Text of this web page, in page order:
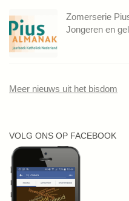
Zomerserie
Jongeren en
Meer nieuws uit het bisdom
VOLG ONS OP FACEBOOK